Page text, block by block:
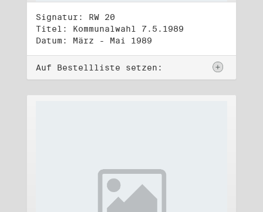
Signatur: RW 20
Titel: Kommunalwahl 7.5.1989
Datum: März - Mai 1989
Auf Bestellliste setzen: